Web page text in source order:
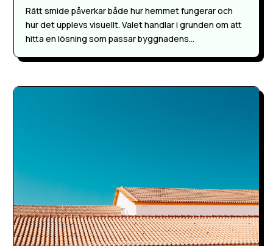
Rätt smide påverkar både hur hemmet fungerar och
hur det upplevs visuellt. Valet handlar i grunden om att
hitta en lösning som passar byggnadens...